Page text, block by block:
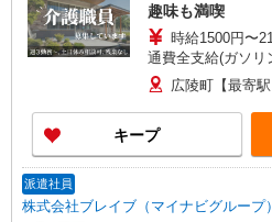
趣味も満喫
時給1500円〜
通費全支給(ガソリ
広陵町【最寄駅
キープ
派遣社員
株式会社ブレイブ（マイナビグループ